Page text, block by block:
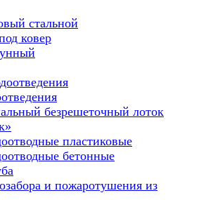
стальной
ковер
безрешеточный лоток
пластиковые
бетонные